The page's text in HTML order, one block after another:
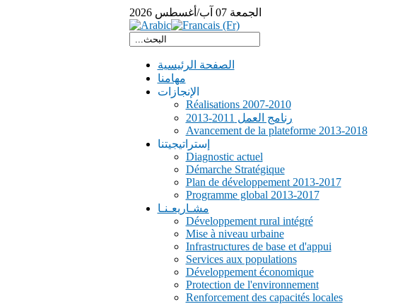
الجمعة 07 آب/أغسطس 2026
الصفحة الرئيسية
مهامنا
الإنجازات
Réalisations 2007-2010
رنامج العمل 2011-2013
Avancement de la plateforme 2013-2018
إستراتيجيتنا
Diagnostic actuel
Démarche Stratégique
Plan de développement 2013-2017
Programme global 2013-2017
مشـاريعـنـا
Développement rural intégré
Mise à niveau urbaine
Infrastructures de base et d'appui
Services aux populations
Développement économique
Protection de l'environnement
Renforcement des capacités locales